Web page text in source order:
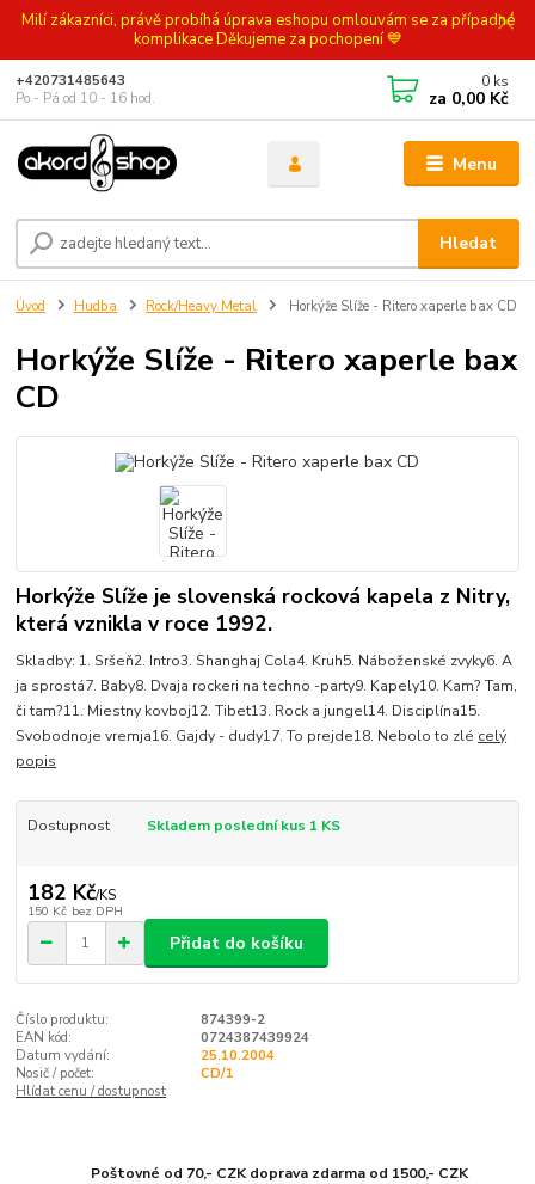
Milí zákazníci, právě probíhá úprava eshopu omlouvám se za případné
komplikace Děkujeme za pochopení 💙
Menu
Hledat
+420731485643
Po - Pá od 10 - 16 hod.
0 ks
za 0,00 Kč
Úvod Hudba Rock/Heavy Metal Horkýže Slíže - Ritero xaperle bax CD
Horkýže Slíže - Ritero xaperle bax
CD
Horkýže Slíže je slovenská rocková kapela z Nitry,
která vznikla v roce 1992.
Skladby: 1. Sršeň2. Intro3. Shanghaj Cola4. Kruh5. Náboženské zvyky6. A
ja sprostá7. Baby8. Dvaja rockeri na techno -party9. Kapely10. Kam? Tam,
či tam?11. Miestny kovboj12. Tibet13. Rock a jungel14. Disciplína15.
Svobodnoje vremja16. Gajdy - dudy17. To prejde18. Nebolo to zlé celý
popis
Dostupnost Skladem poslední kus 1 KS
182 Kč/KS
150 Kč bez DPH
Přidat do košíku
Číslo produktu:
874399-2
EAN kód:
0724387439924
Datum vydání:
25.10.2004
Nosič / počet:
CD/1
Hlídat cenu / dostupnost
Poštovné od 70,- CZK doprava zdarma od 1500,- CZK